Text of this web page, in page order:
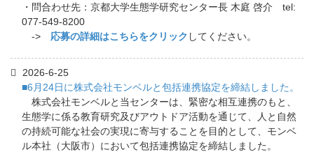
・問合わせ先：京都大学生態学研究センター長 木庭 啓介 tel:
077-549-8200
-> 応募の詳細はこちらをクリック してください。
2026-6-25
■6月24日に株式会社モンベルと包括連携協定を締結しました。
株式会社モンベルと当センターは、緊密な相互連携のもと、
生態学に係る教育研究及びアウトドア活動を通じて、人と自然
の持続可能な社会の実現に寄与することを目的として、モンベ
ル本社（大阪市）において包括連携協定を締結しました。